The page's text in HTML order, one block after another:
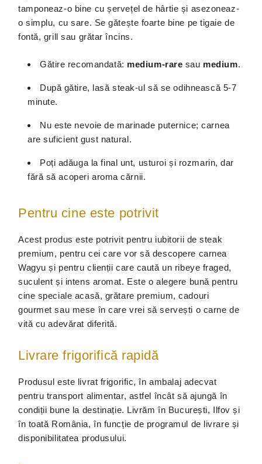
tamponeaz-o bine cu șervețel de hârtie și asezoneaz-
o simplu, cu sare. Se gătește foarte bine pe tigaie de
fontă, grill sau grătar încins.
Gătire recomandată: medium-rare sau medium.
După gătire, lasă steak-ul să se odihnească 5-7
minute.
Nu este nevoie de marinade puternice; carnea
are suficient gust natural.
Poți adăuga la final unt, usturoi și rozmarin, dar
fără să acoperi aroma cărnii.
Pentru cine este potrivit
Acest produs este potrivit pentru iubitorii de steak
premium, pentru cei care vor să descopere carnea
Wagyu și pentru clienții care caută un ribeye fraged,
suculent și intens aromat. Este o alegere bună pentru
cine speciale acasă, grătare premium, cadouri
gourmet sau mese în care vrei să servești o carne de
vită cu adevărat diferită.
Livrare frigorifică rapidă
Produsul este livrat frigorific, în ambalaj adecvat
pentru transport alimentar, astfel încât să ajungă în
condiții bune la destinație. Livrăm în București, Ilfov și
în toată România, în funcție de programul de livrare și
disponibilitatea produsului.